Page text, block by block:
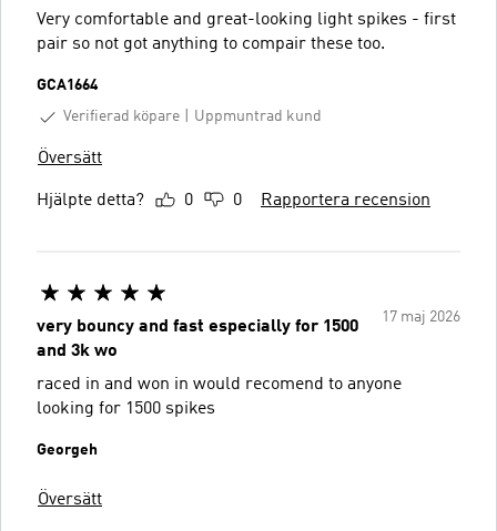
Very comfortable and great-looking light spikes - first
pair so not got anything to compair these too.
GCA1664
Verifierad köpare
Uppmuntrad kund
Översätt
Hjälpte detta? 0 0 Rapportera recension
17 maj 2026
very bouncy and fast especially for 1500
and 3k wo
raced in and won in would recomend to anyone
looking for 1500 spikes
Georgeh
Översätt